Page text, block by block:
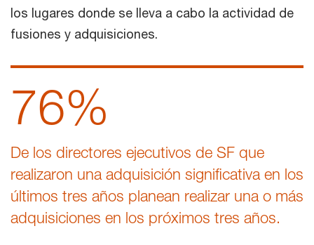
los lugares donde se lleva a cabo la actividad de
fusiones y adquisiciones.
76%
De los directores ejecutivos de SF que
realizaron una adquisición significativa en los
últimos tres años planean realizar una o más
adquisiciones en los próximos tres años.